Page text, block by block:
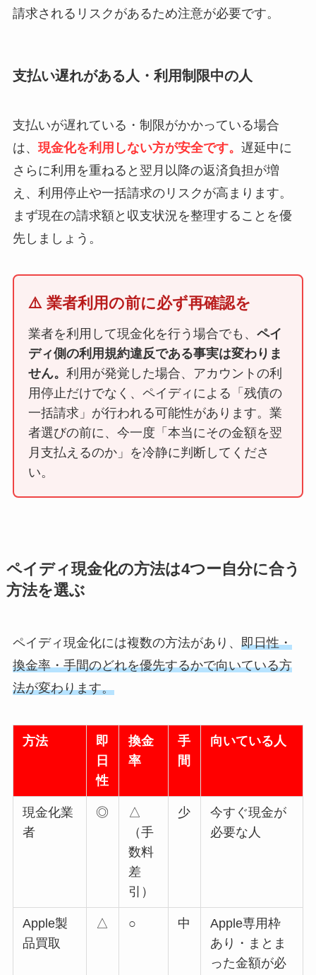
請求されるリスクがあるため注意が必要です。
支払い遅れがある人・利用制限中の人
支払いが遅れている・制限がかかっている場合
は、 現金化を利用しない方が安全です。 遅延中に
さらに利用を重ねると翌月以降の返済負担が増
え、利用停止や一括請求のリスクが高まります。
まず現在の請求額と収支状況を整理することを優
先しましょう。
⚠️ 業者利用の前に必ず再確認を
業者を利用して現金化を行う場合でも、 ペイ
ディ側の利用規約違反である事実は変わりま
せん。 利用が発覚した場合、アカウントの利
用停止だけでなく、ペイディによる「残債の
一括請求」が行われる可能性があります。業
者選びの前に、今一度「本当にその金額を翌
月支払えるのか」を冷静に判断してくださ
い。
ペイディ現金化の方法は4つー自分に合う
方法を選ぶ
ペイディ現金化には複数の方法があり、 即日性・
換金率・手間のどれを優先するかで向いている方
法が変わります。
方法
即
日
性
換金
率
手
間
向いている人
現金化業
者
◎
△
（手
数料
差
引）
少
今すぐ現金が
必要な人
Apple製
品買取
△ ○ 中
Apple専用枠
あり・まとま
った金額が必